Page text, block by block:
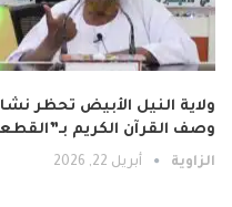
ولاية النيل الأبيض تحظر
وصف القرآن الكريم
الزاوية أبريل 22, 2026